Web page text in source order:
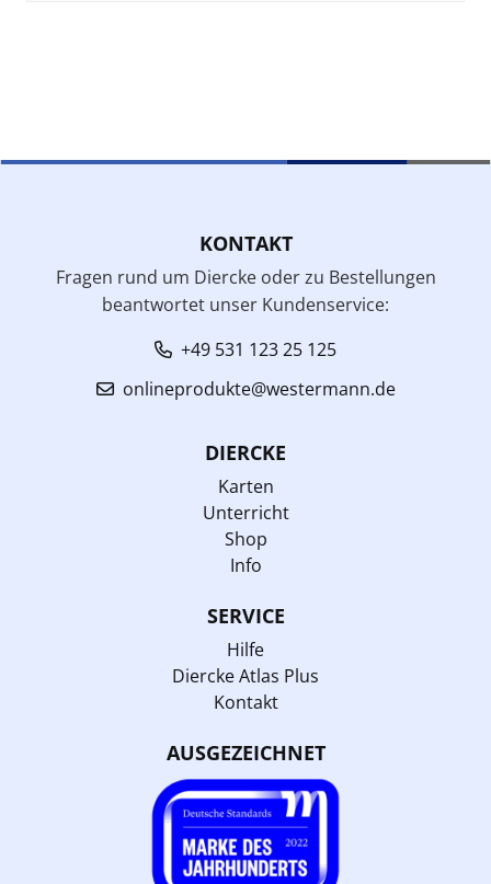
KONTAKT
Fragen rund um Diercke oder zu Bestellungen
beantwortet unser Kundenservice:
+49 531 123 25 125
onlineprodukte@westermann.de
DIERCKE
Karten
Unterricht
Shop
Info
SERVICE
Hilfe
Diercke Atlas Plus
Kontakt
AUSGEZEICHNET